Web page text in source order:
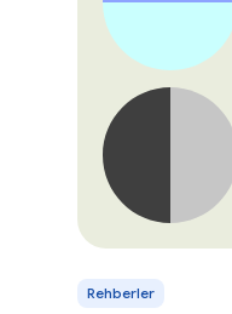
Rehberler